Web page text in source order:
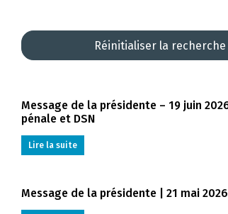
Réinitialiser la recherche
Message de la présidente – 19 juin
pénale et DSN
Lire la suite
Message de la présidente | 21 mai 2026